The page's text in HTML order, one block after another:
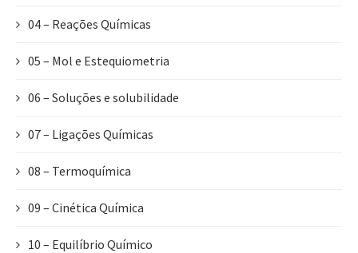
04 – Reações Químicas
05 – Mol e Estequiometria
06 – Soluções e solubilidade
07 – Ligações Químicas
08 – Termoquímica
09 – Cinética Química
10 – Equilíbrio Químico